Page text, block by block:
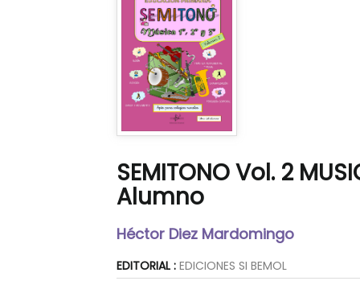
SEMITONO Vol. 2
Alumno
Héctor Diez Mardomingo
EDITORIAL : EDICIONES SI BEMOL